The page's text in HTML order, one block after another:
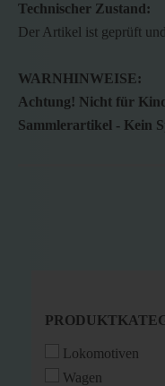
Technischer Zustand:
Der Artikel ist geprüft
WARNHINWEISE:
Achtung! Nicht für
Sammlerartikel - Kein
Lokomotiven
Wagen